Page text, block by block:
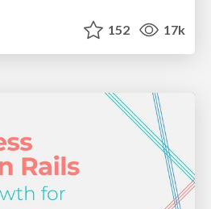
152 17k